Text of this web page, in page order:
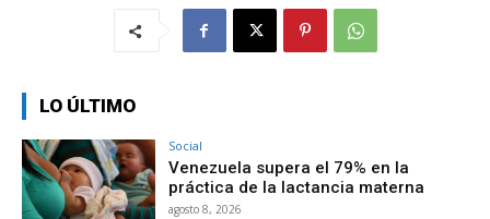
LO ÚLTIMO
Social
Venezuela supera el 79% en la
práctica de la lactancia materna
agosto 8, 2026